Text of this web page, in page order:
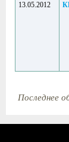
13.05.2012
Последнее